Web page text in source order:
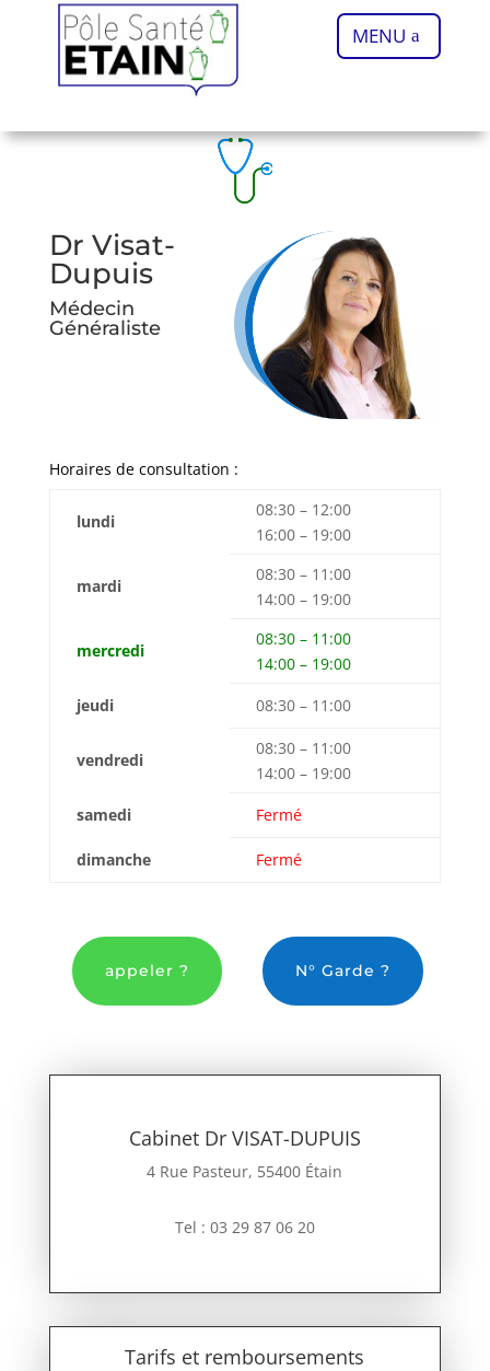
MENU
Dr Visat-
Dupuis
Médecin
Généraliste
Horaires de consultation :
lundi
08:30 – 12:00
16:00 – 19:00
mardi
08:30 – 11:00
14:00 – 19:00
mercredi
08:30 – 11:00
14:00 – 19:00
jeudi
08:30 – 11:00
vendredi
08:30 – 11:00
14:00 – 19:00
samedi
Fermé
dimanche Fermé
appeler ? N° Garde ?
Cabinet Dr VISAT-DUPUIS
4 Rue Pasteur, 55400 Étain
Tel : 03 29 87 06 20
Tarifs et remboursements